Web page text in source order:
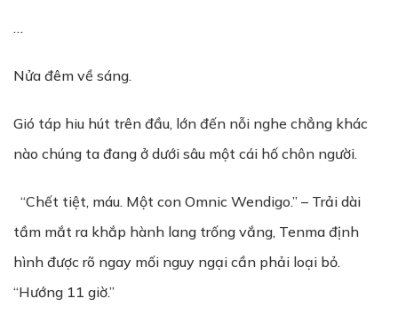
…
Nửa đêm về sáng.
Gió táp hiu hút trên đầu, lớn đến nỗi nghe chẳng khác
nào chúng ta đang ở dưới sâu một cái hố chôn người.
“Chết tiệt, máu. Một con Omnic Wendigo.” – Trải dài
tầm mắt ra khắp hành lang trống vắng, Tenma định
hình được rõ ngay mối nguy ngại cần phải loại bỏ.
“Hướng 11 giờ.”